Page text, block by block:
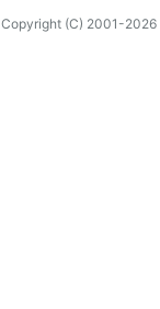
Copyright (C) 2001-2026